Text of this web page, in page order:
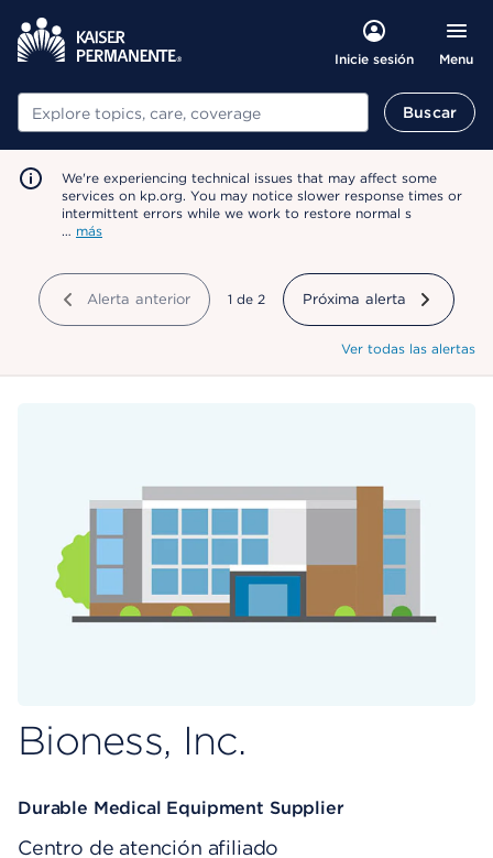
Inicie sesión Menu
Buscar Buscar
We're experiencing technical issues that may affect some
services on kp.org. You may notice slower response times or
intermittent errors while we work to restore normal s
… más
Alerta anterior mostrando
1 de 2 Próxima alerta
Ver todas las alertas
Bioness, Inc.
Durable Medical Equipment Supplier
Centro de atención afiliado